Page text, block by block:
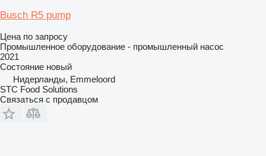
Busch R5 pump
Цена по запросу
Промышленное оборудование - промышленный насос
2021
Состояние новый
Нидерланды, Emmeloord
STC Food Solutions
Связаться с продавцом